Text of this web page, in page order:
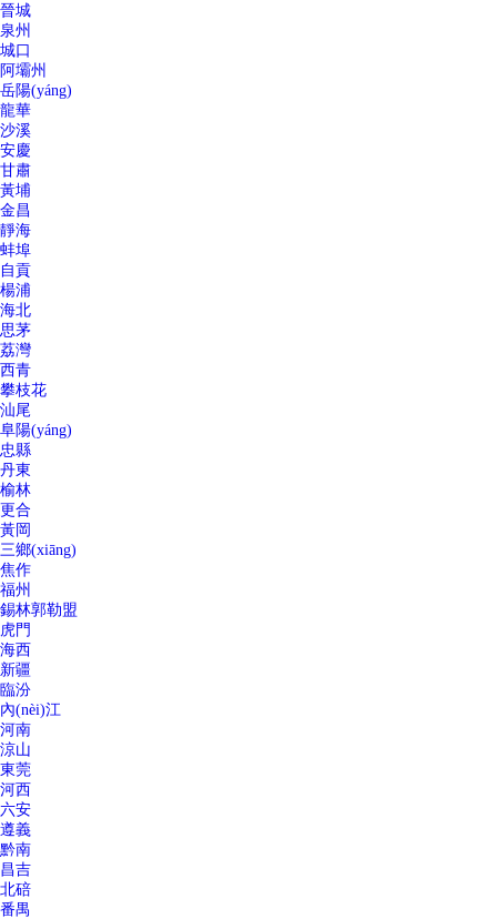
晉城
泉州
城口
阿壩州
岳陽(yáng)
龍華
沙溪
安慶
甘肅
黃埔
金昌
靜海
蚌埠
自貢
楊浦
海北
思茅
荔灣
西青
攀枝花
汕尾
阜陽(yáng)
忠縣
丹東
榆林
更合
黃岡
三鄉(xiāng)
焦作
福州
錫林郭勒盟
虎門
海西
新疆
臨汾
內(nèi)江
河南
涼山
東莞
河西
六安
遵義
黔南
昌吉
北碚
番禺